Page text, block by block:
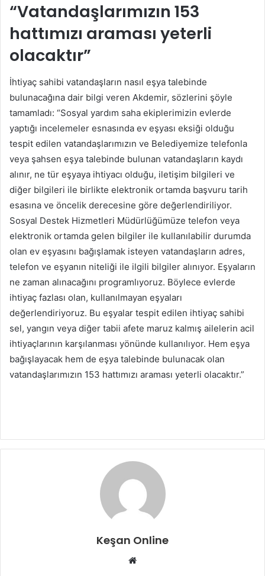
“Vatandaşlarımızın 153
hattımızı araması yeterli
olacaktır”
İhtiyaç sahibi vatandaşların nasıl eşya talebinde
bulunacağına dair bilgi veren Akdemir, sözlerini şöyle
tamamladı: “Sosyal yardım saha ekiplerimizin evlerde
yaptığı incelemeler esnasında ev eşyası eksiği olduğu
tespit edilen vatandaşlarımızın ve Belediyemize telefonla
veya şahsen eşya talebinde bulunan vatandaşların kaydı
alınır, ne tür eşyaya ihtiyacı olduğu, iletişim bilgileri ve
diğer bilgileri ile birlikte elektronik ortamda başvuru tarih
esasına ve öncelik derecesine göre değerlendiriliyor.
Sosyal Destek Hizmetleri Müdürlüğümüze telefon veya
elektronik ortamda gelen bilgiler ile kullanılabilir durumda
olan ev eşyasını bağışlamak isteyen vatandaşların adres,
telefon ve eşyanın niteliği ile ilgili bilgiler alınıyor. Eşyaların
ne zaman alınacağını programlıyoruz. Böylece evlerde
ihtiyaç fazlası olan, kullanılmayan eşyaları
değerlendiriyoruz. Bu eşyalar tespit edilen ihtiyaç sahibi
sel, yangın veya diğer tabii afete maruz kalmış ailelerin acil
ihtiyaçlarının karşılanması yönünde kullanılıyor. Hem eşya
bağışlayacak hem de eşya talebinde bulunacak olan
vatandaşlarımızın 153 hattımızı araması yeterli olacaktır.”
Keşan Online
Web